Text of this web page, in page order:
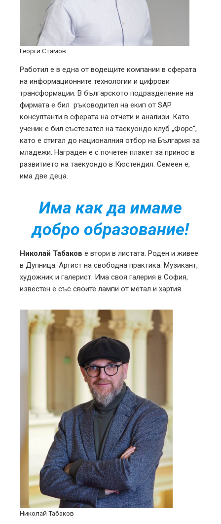
Георги Стамов
Работил е в една от водещите компании в сферата
на информационните технологии и цифрови
трансформации. В българското подразделение на
фирмата е бил ръководител на екип от SAP
консултанти в сферата на отчети и анализи. Като
ученик е бил състезател на таекуондо клуб „Форс“,
като е стигал до националния отбор на България за
младежи. Награден е с почетен плакет за принос в
развитието на таекуондо в Кюстендил. Семеен е,
има две деца.
Има как да имаме
добро образование!
Николай Табаков е втори в листата. Роден и живее
в Дупница. Артист на свободна практика. Музикант,
художник и галерист. Има своя галерия в София,
известен е със своите лампи от метал и хартия.
Николай Табаков